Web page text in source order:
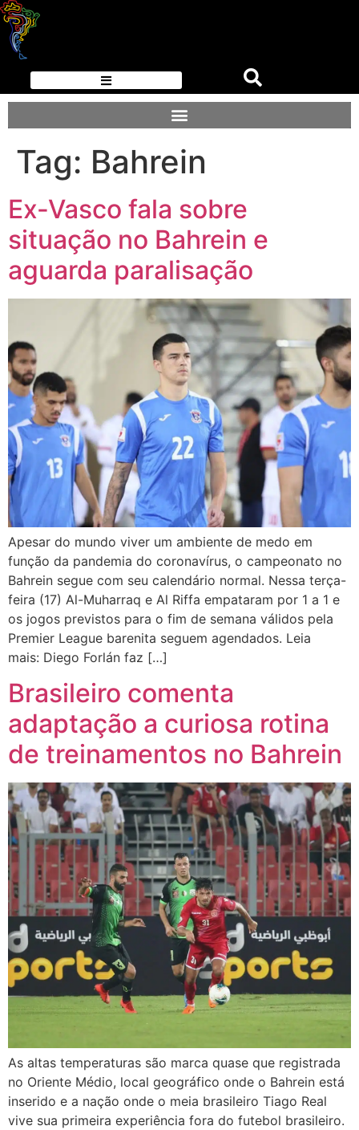
Tag: Bahrein
Ex-Vasco fala sobre
situação no Bahrein e
aguarda paralisação
Apesar do mundo viver um ambiente de medo em
função da pandemia do coronavírus, o campeonato no
Bahrein segue com seu calendário normal. Nessa terça-
feira (17) Al-Muharraq e Al Riffa empataram por 1 a 1 e
os jogos previstos para o fim de semana válidos pela
Premier League barenita seguem agendados. Leia
mais: Diego Forlán faz […]
Brasileiro comenta
adaptação a curiosa rotina
de treinamentos no Bahrein
As altas temperaturas são marca quase que registrada
no Oriente Médio, local geográfico onde o Bahrein está
inserido e a nação onde o meia brasileiro Tiago Real
vive sua primeira experiência fora do futebol brasileiro.